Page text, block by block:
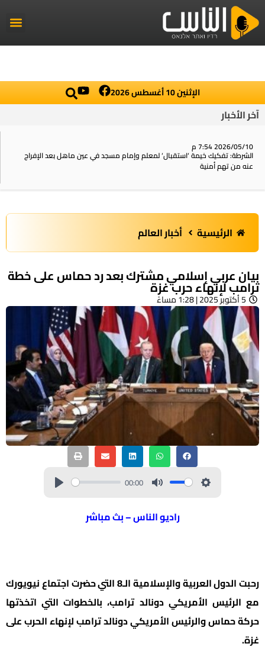
الإثنين 10 أغسطس 2026
آخر الأخبار
2026/05/10 7:54 م
الشرطة: تفكيك خيمة ‘استقبال‘ لمعلم وإمام مسجد في عين ماهل بعد الإفراج
عنه من تهم أمنية
الرئيسية أخبار العالم
بيان عربي إسلامي مشترك بعد رد حماس على خطة
ترامب لإنهاء حرب غزة
5 أكتوبر 2025 | 1:28 مساءً
00:00
راديو الناس – بث مباشر
رحبت الدول العربية والإسلامية الـ8 التي حضرت اجتماع نيويورك
مع الرئيس الأمريكي دونالد ترامب، بالخطوات التي اتخذتها
حركة حماس والرئيس الأمريكي دونالد ترامب لإنهاء الحرب على
غزة.